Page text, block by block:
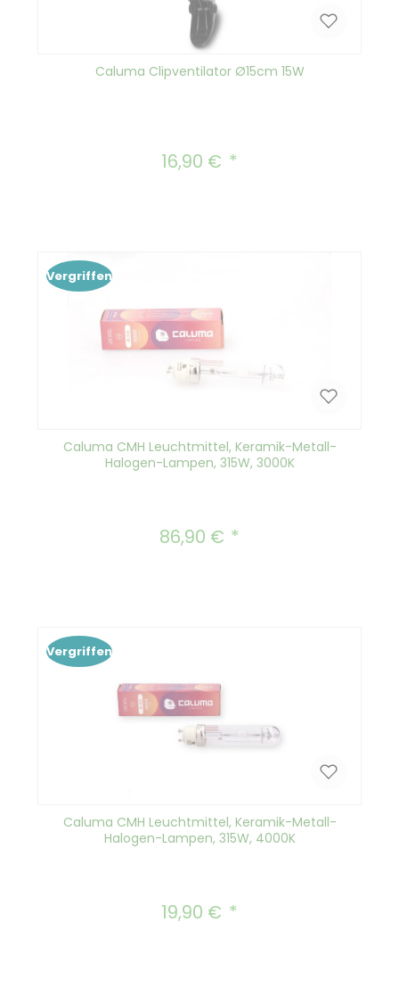
Caluma Clipventilator Ø15cm 15W
Regulärer Preis:
16,90 €
Vergriffen
Caluma CMH Leuchtmittel, Keramik-Metall-
Halogen-Lampen, 315W, 3000K
Regulärer Preis:
86,90 €
Vergriffen
Caluma CMH Leuchtmittel, Keramik-Metall-
Halogen-Lampen, 315W, 4000K
Regulärer Preis:
19,90 €